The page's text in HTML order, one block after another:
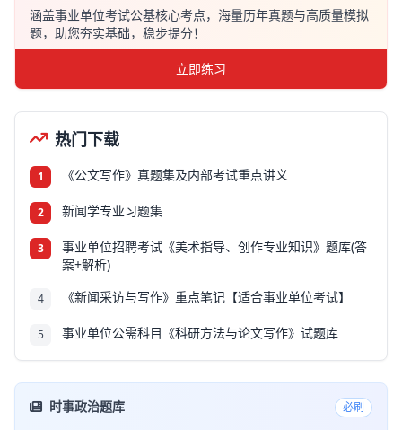
涵盖事业单位考试公基核心考点，海量历年真题与高质量模拟
题，助您夯实基础，稳步提分！
立即练习
热门下载
1 《公文写作》真题集及内部考试重点讲义
2 新闻学专业习题集
3
事业单位招聘考试《美术指导、创作专业知识》题库(答
案+解析)
4 《新闻采访与写作》重点笔记【适合事业单位考试】
5 事业单位公需科目《科研方法与论文写作》试题库
时事政治题库 必刷